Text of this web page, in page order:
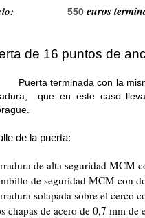
550 euros
de 16 puntos de
terminada con la misma
que en este caso
de la puerta:
de alta seguridad MCM
de seguridad MCM con
solapada sobre el cerco
chapas de acero de 0,7 mm de